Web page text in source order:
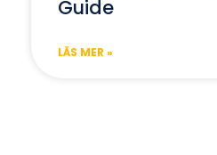
Guide
LÄS MER »